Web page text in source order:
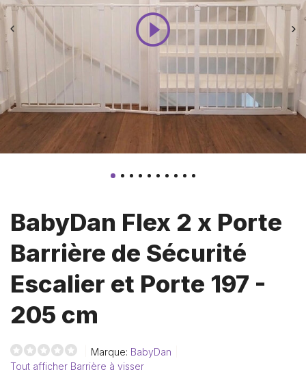
BabyDan Flex 2 x Porte
Barrière de Sécurité
Escalier et Porte 197 -
205 cm
Marque: BabyDan
Tout afficher Barrière à visser